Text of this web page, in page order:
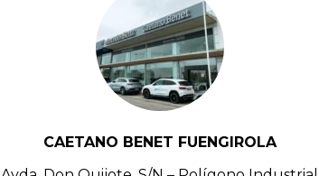
CAETANO BENET FUENGIROLA